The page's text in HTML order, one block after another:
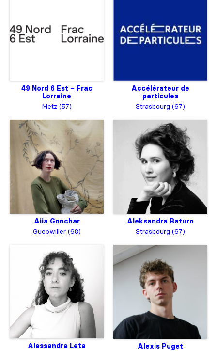
49 Nord 6 Est – Frac
Lorraine
Metz (57)
Accélérateur de
particules
Strasbourg (67)
Aiia Gonchar
Guebwiller (68)
Aleksandra Baturo
Strasbourg (67)
Alessandra Leta
Alexis Puget